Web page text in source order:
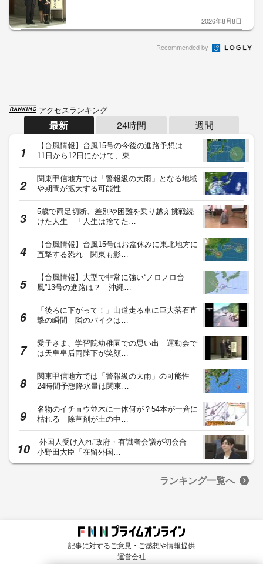
2026年8月8日
Recommended by
アクセスランキング
最新 24時間 週間
【台風情報】台風15号の今後の進路予想は
11日から12日にかけて、東…
関東甲信地方では「警報級の大雨」となる地域
や期間が拡大する可能性…
5歳で両足切断、差別や困難を乗り越え挑戦続
けた人生 「人生は捨てた…
【台風情報】台風15号はお盆休みに東北地方に
直撃する恐れ 関東も影…
【台風情報】大型で非常に強い“ノロノロ台
風”13号の進路は？ 沖縄…
「後ろに下がって！」山道走る車に巨大落石直
撃の瞬間 隣のバイクは…
愛子さま、学習院幼稚園での思い出 運動会で
は天皇皇后両陛下が笑顔…
関東甲信地方では「警報級の大雨」の可能性
24時間予想降水量は関東…
名物のイチョウ並木に一体何が？54本が一斉に
枯れる 除草剤が土の中…
”外国人受け入れ“政府・有識者会議が初会合
小野田大臣「在留外国…
ランキング一覧へ
記事に対するご意見・ご感想や情報提供
運営会社